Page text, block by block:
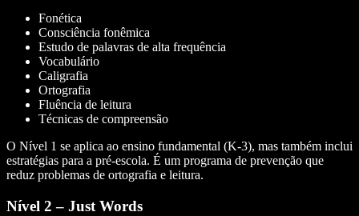
Fonética
Consciência fonêmica
Estudo de palavras de alta frequência
Vocabulário
Caligrafia
Ortografia
Fluência de leitura
Técnicas de compreensão
O Nível 1 se aplica ao ensino fundamental (K-3), mas também inclui
estratégias para a pré-escola. É um programa de prevenção que
reduz problemas de ortografia e leitura.
Nível 2 – Just Words